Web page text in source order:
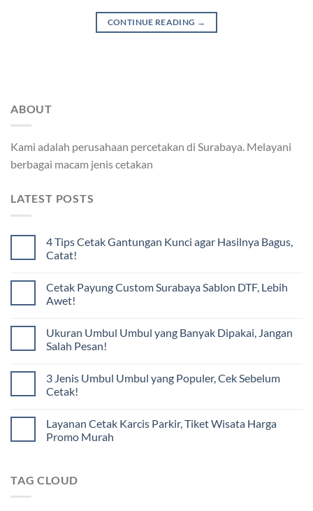
CONTINUE READING →
ABOUT
Kami adalah perusahaan percetakan di Surabaya. Melayani
berbagai macam jenis cetakan
LATEST POSTS
4 Tips Cetak Gantungan Kunci agar Hasilnya Bagus,
Catat!
Cetak Payung Custom Surabaya Sablon DTF, Lebih
Awet!
Ukuran Umbul Umbul yang Banyak Dipakai, Jangan
Salah Pesan!
3 Jenis Umbul Umbul yang Populer, Cek Sebelum
Cetak!
Layanan Cetak Karcis Parkir, Tiket Wisata Harga
Promo Murah
TAG CLOUD